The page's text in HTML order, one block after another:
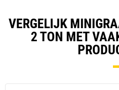
VERGELIJK
2 TON MET